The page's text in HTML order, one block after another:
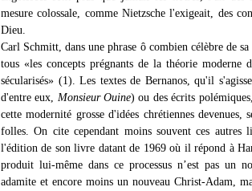
mesure colossale, comme Nietzsche l'exigeait, des
Dieu.
Carl Schmitt, dans une phrase ô combien célèbre de sa
tous «les concepts prégnants de la théorie moderne
sécularisés» (1). Les textes de Bernanos, qu'il
d'entre eux, Monsieur Ouine) ou des écrits
cette modernité grosse d'idées chrétiennes devenues,
folles. On cite cependant moins souvent ces autres
l'édition de son livre datant de 1969 où il répond à
produit lui-même dans ce processus n’est pas un
adamite et encore moins un nouveau Christ-Adam,